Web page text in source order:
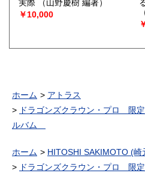
実際
（山野慶樹 編著）
￥10,000
ホーム
アトラス
ドラゴンズクラウン・プロ 限
ルバム
ホーム
HITOSHI SAKIMOTO (崎
ドラゴンズクラウン・プロ 限